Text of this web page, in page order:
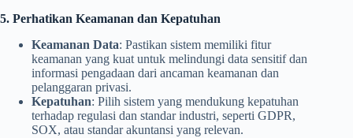
5. Perhatikan Keamanan dan Kepatuhan
Keamanan Data: Pastikan sistem memiliki fitur
keamanan yang kuat untuk melindungi data sensitif dan
informasi pengadaan dari ancaman keamanan dan
pelanggaran privasi.
Kepatuhan: Pilih sistem yang mendukung kepatuhan
terhadap regulasi dan standar industri, seperti GDPR,
SOX, atau standar akuntansi yang relevan.